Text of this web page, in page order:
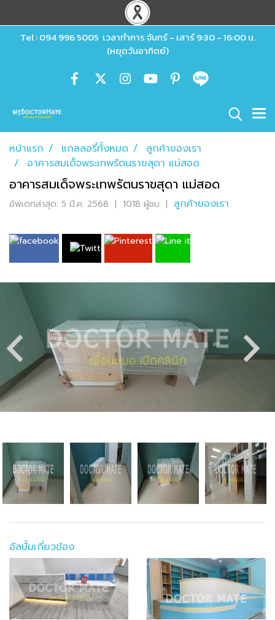
Tel : 094 996 5005 เวลาทำการ จันทร์ - เสาร์ 9:30 - 16:00 น.
(หยุดวันอาทิตย์)
หน้าแรก แกลลอรี่ทั้งหมด
ลูกค้าของเรา
อาคารสมเด็จพระเทพรัตนราขสุดา แม่สอด
อาคารสมเด็จพระเทพรัตนราขสุดา แม่สอด
อัพเดทล่าสุด: 5 มี.ค. 2568 | 1018 ผู้ชม | ลูกค้าของเรา
อัลบั้มเกี่ยวข้อง